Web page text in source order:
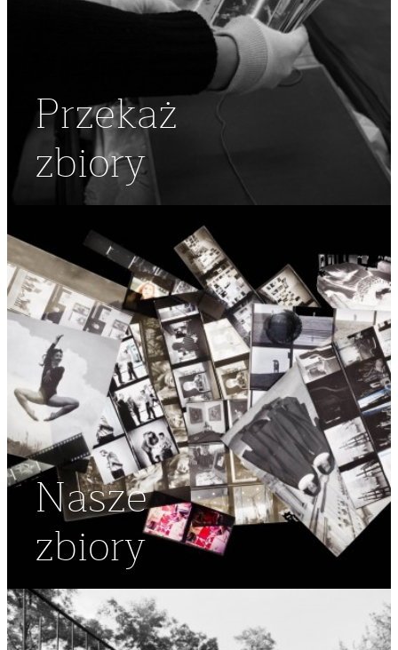
Przekaż
zbiory
Nasze
zbiory